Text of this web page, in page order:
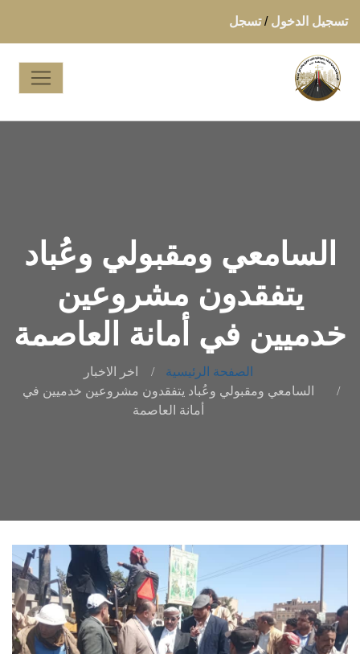
تسجيل الدخول / تسجل
السامعي ومقبولي وعُباد
يتفقدون مشروعين
خدميين في أمانة العاصمة
الصفحة الرئيسية
اخر الاخبار
السامعي ومقبولي وعُباد يتفقدون مشروعين خدميين في
أمانة العاصمة